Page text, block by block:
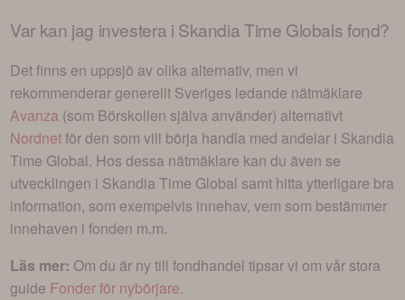
Var kan jag investera i Skandia Time Globals fond?
Det finns en uppsjö av olika alternativ, men vi
rekommenderar generellt Sveriges ledande nätmäklare
Avanza (som Börskollen själva använder) alternativt
Nordnetför den som vill börja handla med andelar i Skandia
Time Global. Hos dessa nätmäklare kan du även se
utvecklingen i Skandia Time Global samt hitta ytterligare bra
information, som exempelvis innehav, vem som bestämmer
innehaven i fonden m.m.
Läs mer: Om du är ny till fondhandel tipsar vi om vår stora
guide Fonder för nybörjare.